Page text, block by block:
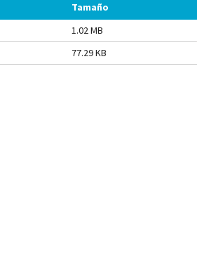
Tamaño
1.02 MB
77.29 KB